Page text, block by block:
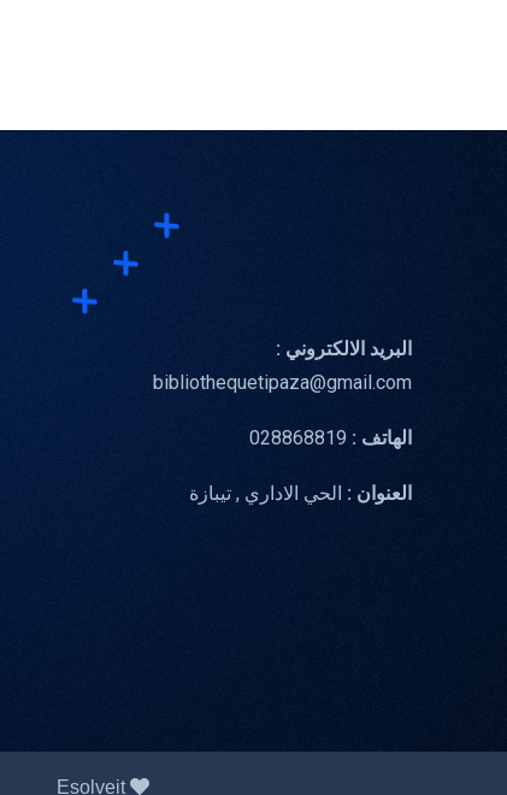
البريد الالكتروني :
bibliothequetipaza@gmail.com
الهاتف : 028868819
العنوان : الحي الاداري , تيبازة
Esolveit